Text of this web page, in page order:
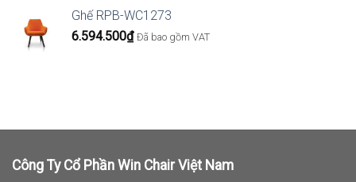
Ghế RPB-WC1273
6.594.500₫ Đã bao gồm VAT
Công Ty Cổ Phần Win Chair Việt Nam